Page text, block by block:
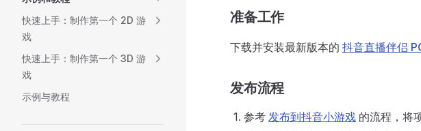
快速上手：制作第一个 2D 游
戏
快速上手：制作第一个 3D 游
戏
示例与教程
准备工作
下载并安装最新版本的 抖音直播伴侣
发布流程
参考 发布到抖音小游戏 的流程，将